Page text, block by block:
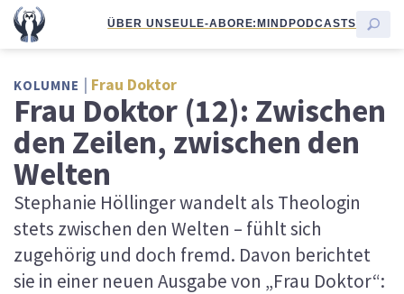
ÜBER UNSEULE-ABORE:MINDPODCASTS
KOLUMNE Frau Doktor
Frau Doktor (12): Zwischen
den Zeilen, zwischen den
Welten
Stephanie Höllinger wandelt als Theologin
stets zwischen den Welten – fühlt sich
zugehörig und doch fremd. Davon berichtet
sie in einer neuen Ausgabe von „Frau Doktor“: